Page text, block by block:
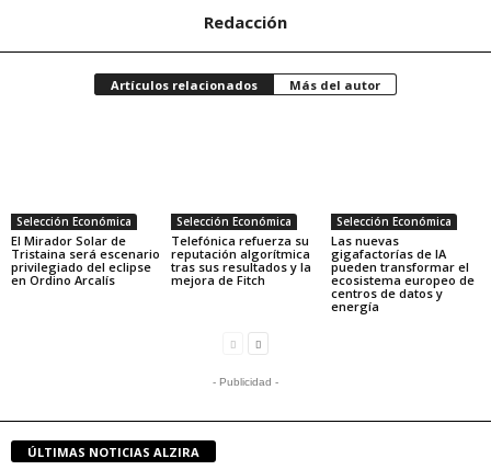
Redacción
Artículos relacionados Más del autor
Selección Económica
El Mirador Solar de
Tristaina será escenario
privilegiado del eclipse
en Ordino Arcalís
Selección Económica
Telefónica refuerza su
reputación algorítmica
tras sus resultados y la
mejora de Fitch
Selección Económica
Las nuevas
gigafactorías de IA
pueden transformar el
ecosistema europeo de
centros de datos y
energía
- Publicidad -
ÚLTIMAS NOTICIAS ALZIRA